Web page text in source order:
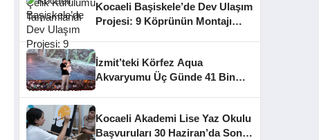
Kocaeli Başiskele’de Dev Ulaşım
Projesi: 9 Köprünün Montajı
İzmit’teki Körfez Aqua
Akvaryumu Üç Günde 41 Bin
Kocaeli Akademi Lise Yaz Okulu
Başvuruları 30 Haziran’da Sona